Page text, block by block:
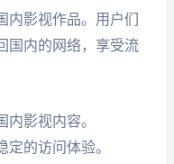
内影视作品。用户们
国内的网络，享受流
影视内容。
定的访问体验。